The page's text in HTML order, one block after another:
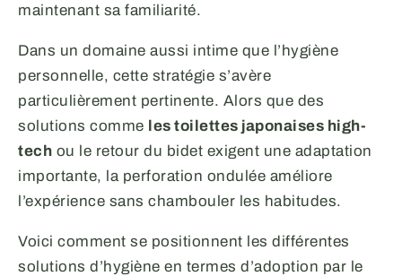
maintenant sa familiarité.
Dans un domaine aussi intime que l’hygiène
personnelle, cette stratégie s’avère
particulièrement pertinente. Alors que des
solutions comme les toilettes japonaises high-
tech ou le retour du bidet exigent une adaptation
importante, la perforation ondulée améliore
l’expérience sans chambouler les habitudes.
Voici comment se positionnent les différentes
solutions d’hygiène en termes d’adoption par le